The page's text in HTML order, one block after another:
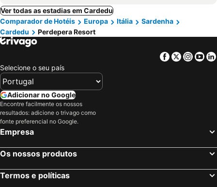
Ver todas as estadias em Cardedu
Comparador de Hotéis
Europa Itália
Sardenha
Cardedu
Perdepera Resort
Facebook
Twitter
Selecione o seu país
Adicionar no Google
Encontre facilmente os nossos
resultados: adicione o trivago como
fonte preferencial no Google.
Empresa
Os nossos produtos
Termos e políticas